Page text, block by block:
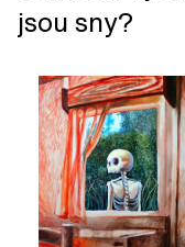
jsou sny?